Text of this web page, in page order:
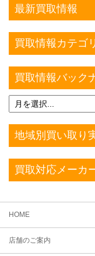
最新買取情報
買取情報カテゴ
買取情報バック
地域別買い取り
買取対応メーカ
HOME
店舗のご案内